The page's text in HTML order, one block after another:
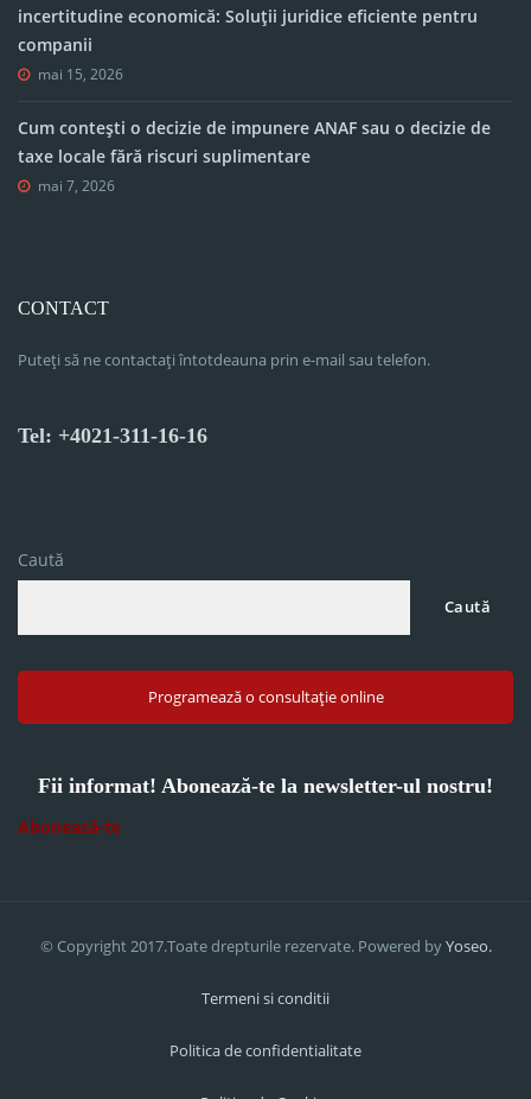
incertitudine economică: Soluții juridice eficiente pentru
companii
mai 15, 2026
Cum contești o decizie de impunere ANAF sau o decizie de
taxe locale fără riscuri suplimentare
mai 7, 2026
CONTACT
Puteți să ne contactați întotdeauna prin e-mail sau telefon.
Tel: +4021-311-16-16
Caută
Caută
Programează o consultație online
Fii informat! Abonează-te la newsletter-ul nostru!
Abonează-te
© Copyright 2017.Toate drepturile rezervate. Powered byYoseo.
Termeni si conditii
Politica de confidentialitate